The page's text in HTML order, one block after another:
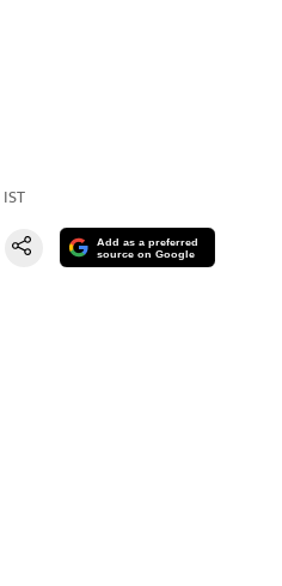
IST
Add as a preferred
source on Google